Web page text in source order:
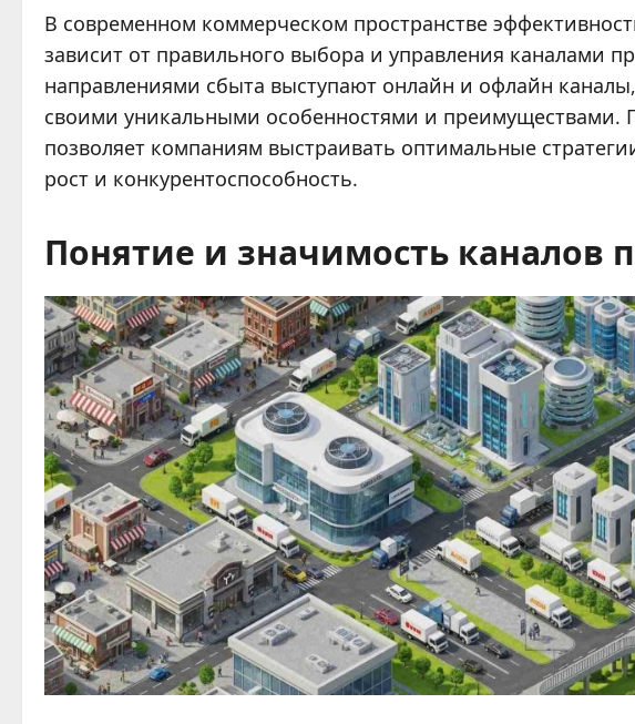
В современном коммерческом пространстве
зависит от правильного выбора и управления каналами
направлениями сбыта выступают онлайн и офлайн
своими уникальными особенностями и преимуществами.
позволяет компаниям выстраивать оптимальные
рост и конкурентоспособность.
Понятие и значимость каналов